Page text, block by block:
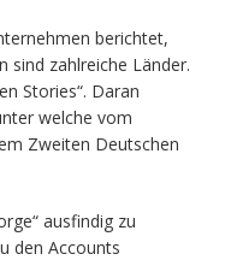
berichtet,
zahlreiche Länder.
Stories“. Daran
welche vom
Zweiten Deutschen
ausfindig zu
den Accounts